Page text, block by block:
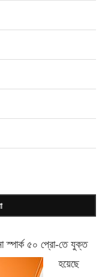
স্পার্ক ৫০ প্রো-তে যুক্ত
হয়েছে